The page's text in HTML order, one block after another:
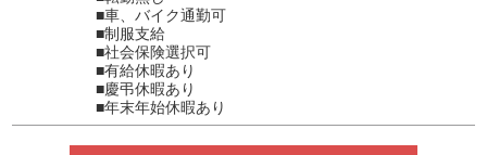
■車、バイク通勤可
■制服支給
■社会保険選択可
■有給休暇あり
■慶弔休暇あり
■年末年始休暇あり